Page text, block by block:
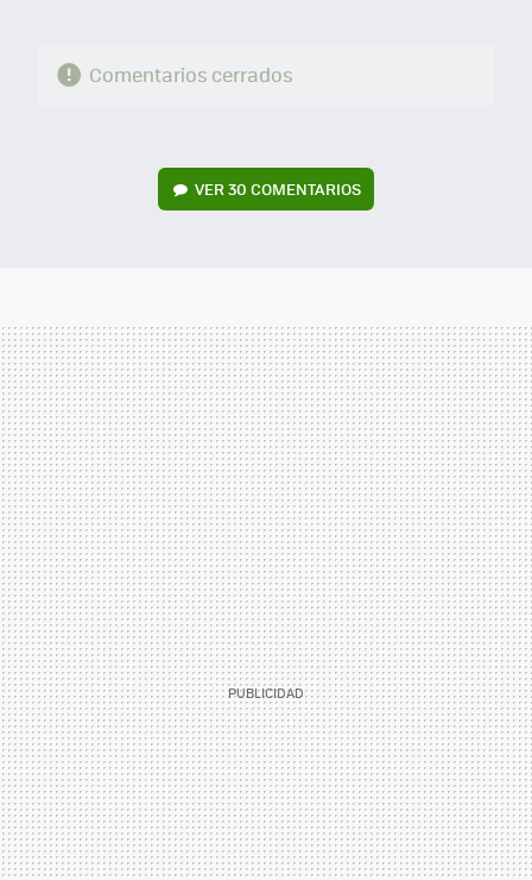
Comentarios cerrados
VER 30 COMENTARIOS